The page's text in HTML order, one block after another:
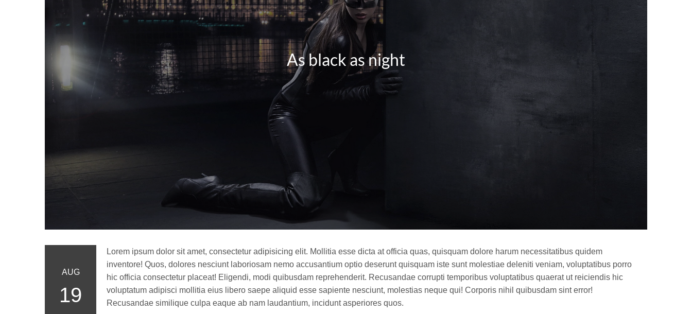
As black as night
AUG
19
Lorem ipsum dolor sit amet, consectetur adipisicing elit. Mollitia esse dicta at officia quas, quisquam dolore harum necessitatibus quidem
inventore! Quos, dolores nesciunt laboriosam nemo accusantium optio deserunt quisquam iste sunt molestiae deleniti veniam, voluptatibus porro
hic officia consectetur placeat! Eligendi, modi quibusdam reprehenderit. Recusandae corrupti temporibus voluptatibus quaerat ut reiciendis hic
voluptatum adipisci mollitia eius libero saepe aliquid esse sapiente nesciunt, molestias neque qui! Corporis nihil quibusdam sint error!
Recusandae similique culpa eaque ab nam laudantium, incidunt asperiores quos.